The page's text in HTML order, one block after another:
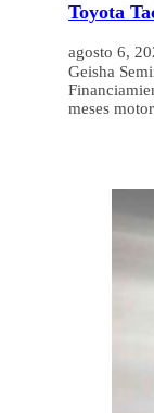
Toyota
agosto 6,
Geisha
meses